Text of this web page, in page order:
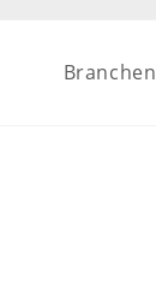
Branchen